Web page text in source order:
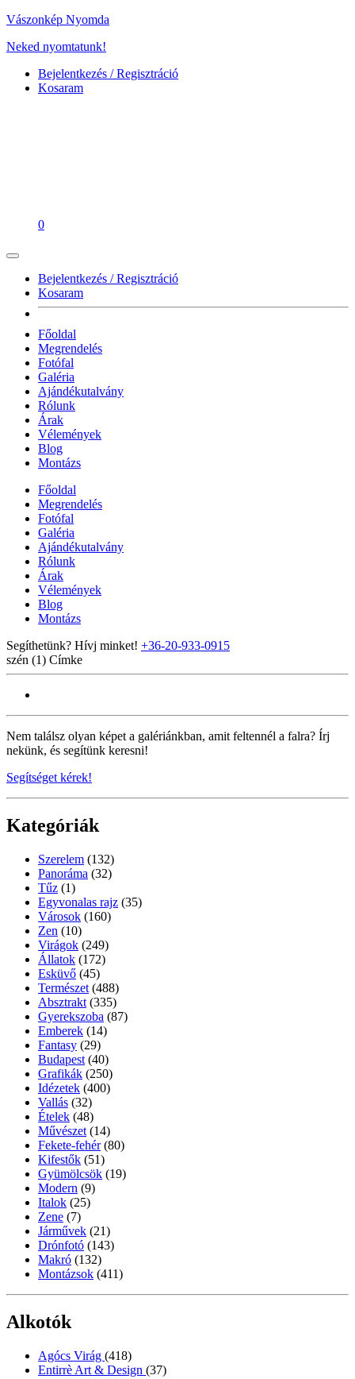
Vászonkép Nyomda
Neked nyomtatunk!
Bejelentkezés / Regisztráció
Kosaram
0
Bejelentkezés / Regisztráció
Kosaram
Főoldal
Megrendelés
Fotófal
Galéria
Ajándékutalvány
Rólunk
Árak
Vélemények
Blog
Montázs
Főoldal
Megrendelés
Fotófal
Galéria
Ajándékutalvány
Rólunk
Árak
Vélemények
Blog
Montázs
Segíthetünk? Hívj minket! +36-20-933-0915
szén (1) Címke
Nem találsz olyan képet a galériánkban, amit feltennél a falra? Írj
nekünk, és segítünk keresni!
Segítséget kérek!
Kategóriák
Szerelem (132)
Panoráma (32)
Tűz (1)
Egyvonalas rajz (35)
Városok (160)
Zen (10)
Virágok (249)
Állatok (172)
Esküvő (45)
Természet (488)
Absztrakt (335)
Gyerekszoba (87)
Emberek (14)
Fantasy (29)
Budapest (40)
Grafikák (250)
Idézetek (400)
Vallás (32)
Ételek (48)
Művészet (14)
Fekete-fehér (80)
Kifestők (51)
Gyümölcsök (19)
Modern (9)
Italok (25)
Zene (7)
Járművek (21)
Drónfotó (143)
Makró (132)
Montázsok (411)
Alkotók
Agócs Virág (418)
Entirrè Art & Design (37)